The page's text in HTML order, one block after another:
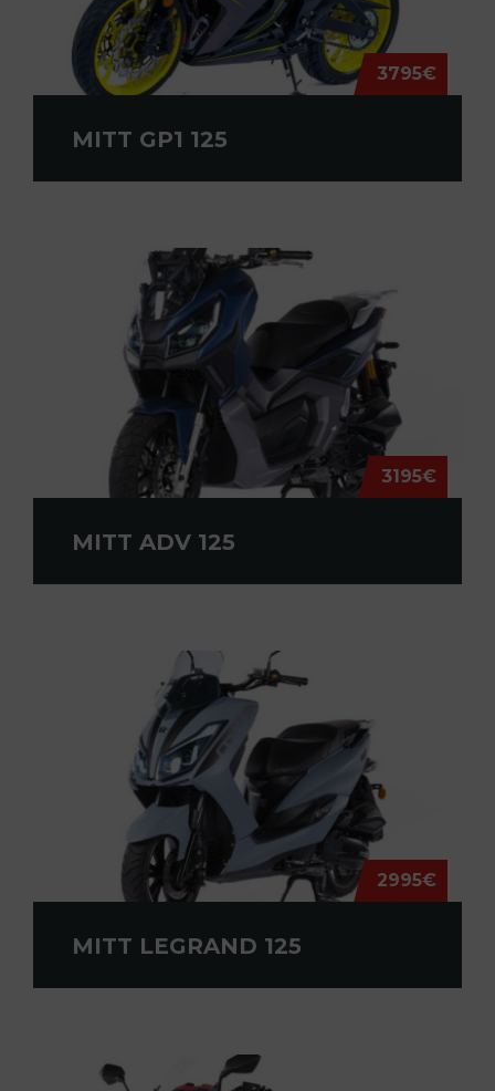
3795€
MITT GP1 125
3195€
MITT ADV 125
2995€
MITT LEGRAND 125